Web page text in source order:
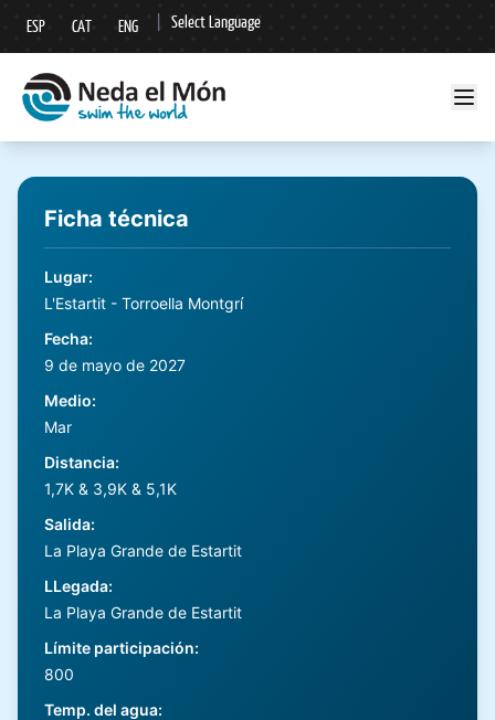
ESP CAT ENG Select Language
▼
Ficha técnica
Lugar:
L'Estartit - Torroella Montgrí
Fecha:
9 de mayo de 2027
Medio:
Mar
Distancia:
1,7K & 3,9K & 5,1K
Salida:
La Playa Grande de Estartit
LLegada:
La Playa Grande de Estartit
Límite participación:
800
Temp. del agua: